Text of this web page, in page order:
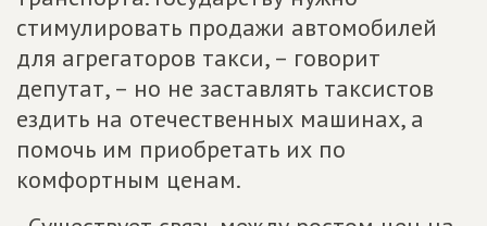
стимулировать продажи автомобилей
для агрегаторов такси, – говорит
депутат, – но не заставлять таксистов
ездить на отечественных машинах, а
помочь им приобретать их по
комфортным ценам.